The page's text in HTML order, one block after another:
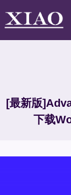
[最新版
下载